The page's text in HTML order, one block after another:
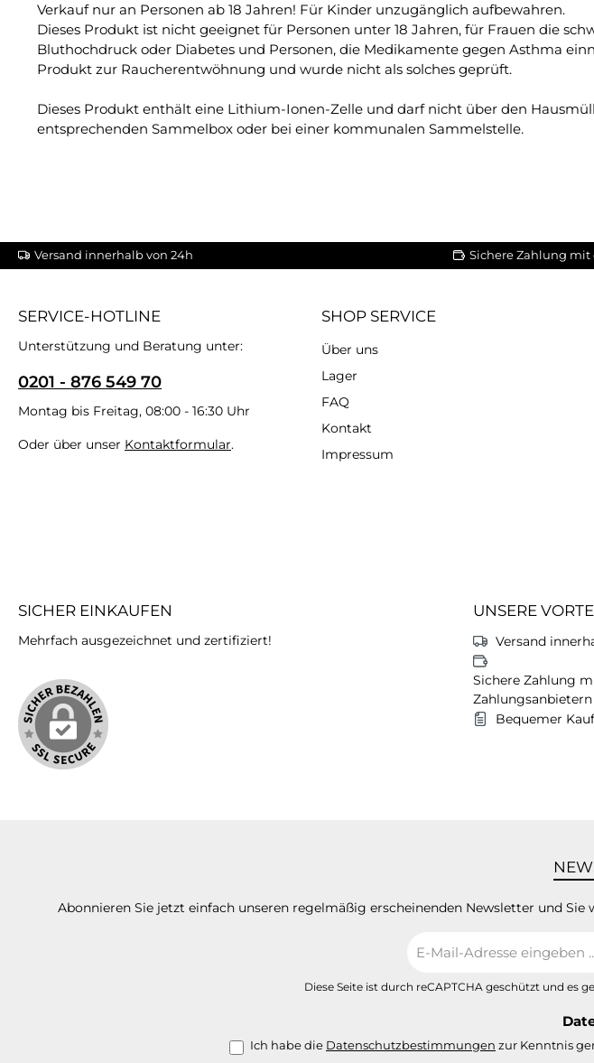
Verkauf nur an Personen ab 18 Jahren! Für Kinder unzugänglich aufbewahren.
Dieses Produkt ist nicht geeignet für Personen unter 18 Jahren, für Frauen die
Bluthochdruck oder Diabetes und Personen, die Medikamente gegen Asthma
Produkt zur Raucherentwöhnung und wurde nicht als solches geprüft.
Dieses Produkt enthält eine Lithium-Ionen-Zelle und darf nicht über den
entsprechenden Sammelbox oder bei einer kommunalen Sammelstelle.
Versand innerhalb von 24h Sichere Zahlung
SERVICE-HOTLINE
Unterstützung und Beratung unter:
0201 - 876 549 70
Montag bis Freitag, 08:00 - 16:30 Uhr
Oder über unser Kontaktformular.
SHOP SERVICE
Über uns
Lager
FAQ
Kontakt
Impressum
SICHER EINKAUFEN
Mehrfach ausgezeichnet und zertifiziert!
UNSERE
Versand
Sichere Zahlung
Zahlungsanbietern
Bequemer
Abonnieren Sie jetzt einfach unseren regelmäßig erscheinenden Newsletter und
Mail-
Diese Seite ist durch reCAPTCHA geschützt und es
Ich habe die Datenschutzbestimmungen zur Kenntnis